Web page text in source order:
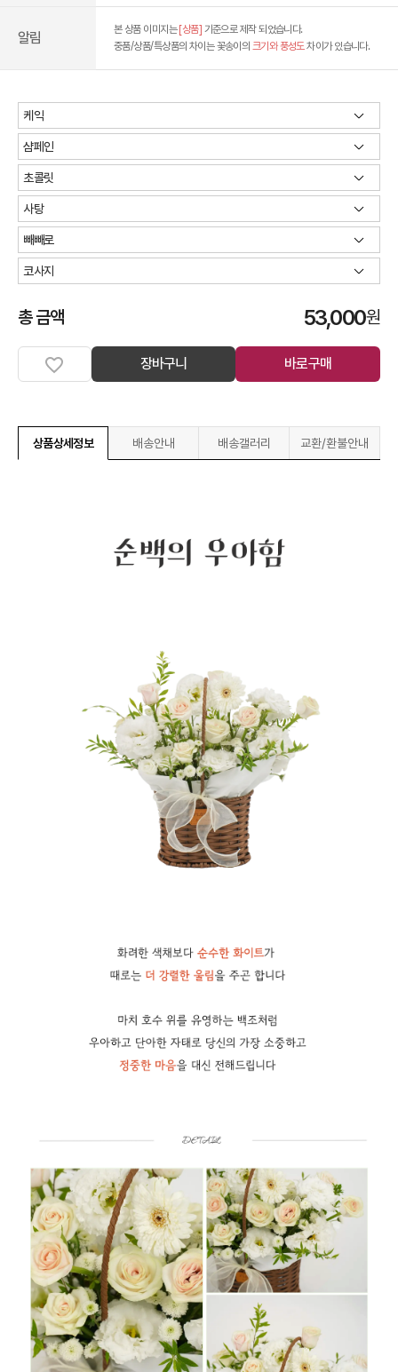
알림 본 상품 이미지는 [상품] 기준으로 제작 되었습니다.
중품/상품/특상품의 차이는 꽃송이의 크기와 풍성도차이가 있습니다.
총 금액 53,000원
장바구니 바로구매
상품상세정보 배송안내 배송갤러리 교환/환불안내